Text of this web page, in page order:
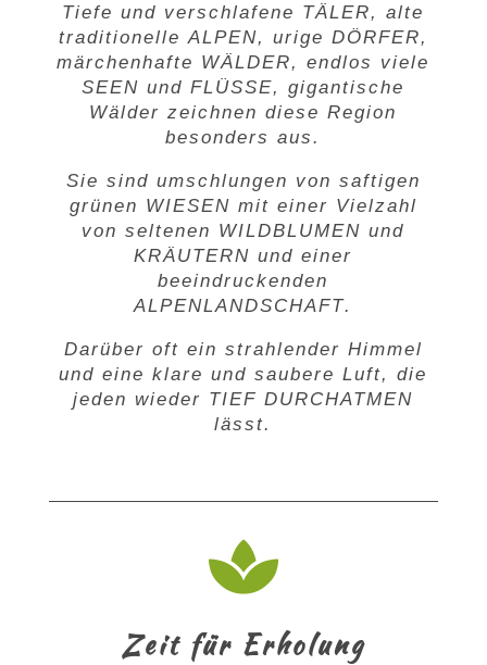
Tiefe und verschlafene TÄLER, alte
traditionelle ALPEN, urige DÖRFER,
märchenhafte WÄLDER, endlos viele
SEEN undFLÜSSE, gigantische
Wälder zeichnen diese Region
besonders aus.
Sie sind umschlungen von saftigen
grünen WIESEN mit einer Vielzahl
von seltenen WILDBLUMEN und
KRÄUTERN und einer
beeindruckenden
ALPENLANDSCHAFT.
Darüber oft ein strahlender Himmel
und eine klare und saubere Luft, die
jeden wieder TIEF DURCHATMEN
lässt.

Zeit für Erholung